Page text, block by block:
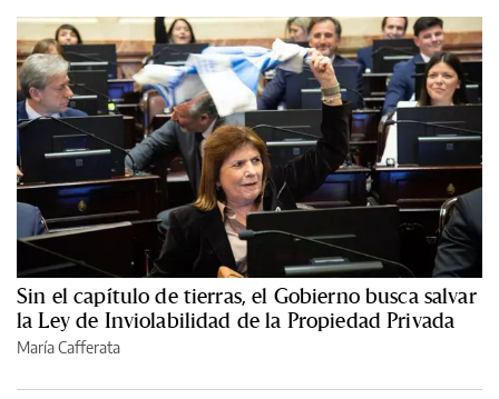
Sin el capítulo de tierras, el Gobierno busca salvar
la Ley de Inviolabilidad de la Propiedad Privada
María Cafferata